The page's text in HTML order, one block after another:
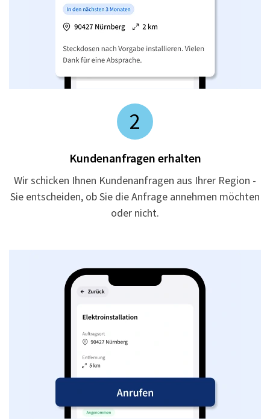
2
Kundenanfragen erhalten
Wir schicken Ihnen Kundenanfragen aus Ihrer Region -
Sie entscheiden, ob Sie die Anfrage annehmen möchten
oder nicht.